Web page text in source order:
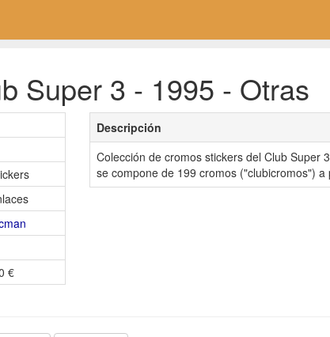
Super 3 - 1995 - Otras
€
Descripción
Colección de cromos stickers del Club Super
se compone de 199 cromos ("clubicromos")